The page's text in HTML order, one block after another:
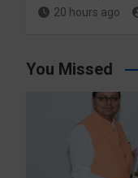
20 hours ago
You Missed